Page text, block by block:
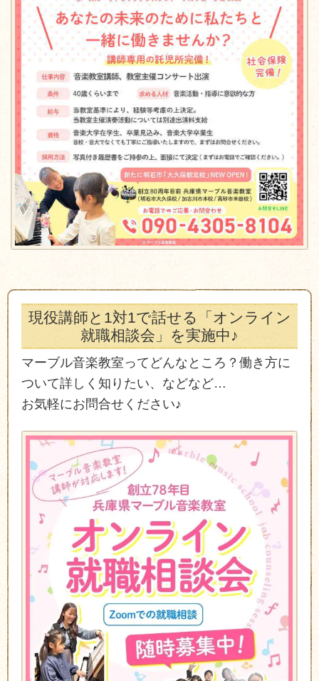
現役講師と1対1で話せる「オンライン
就職相談会」を実施中♪
マーブル音楽教室ってどんなところ？働き方に
ついて詳しく知りたい、などなど…
お気軽にお問合せください♪